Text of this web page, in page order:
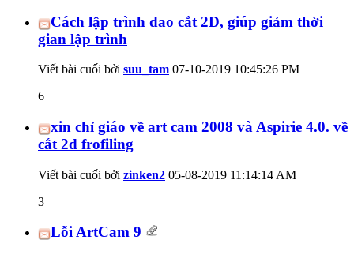
Cách lập trình dao cắt 2D, giúp giảm thời
gian lập trình
Viết bài cuối bởi suu_tam 07-10-2019 10:45:26 PM
6
xin chỉ giáo về art cam 2008 và Aspirie 4.0. về
cắt 2d frofiling
Viết bài cuối bởi zinken2 05-08-2019 11:14:14 AM
3
Lỗi ArtCam 9